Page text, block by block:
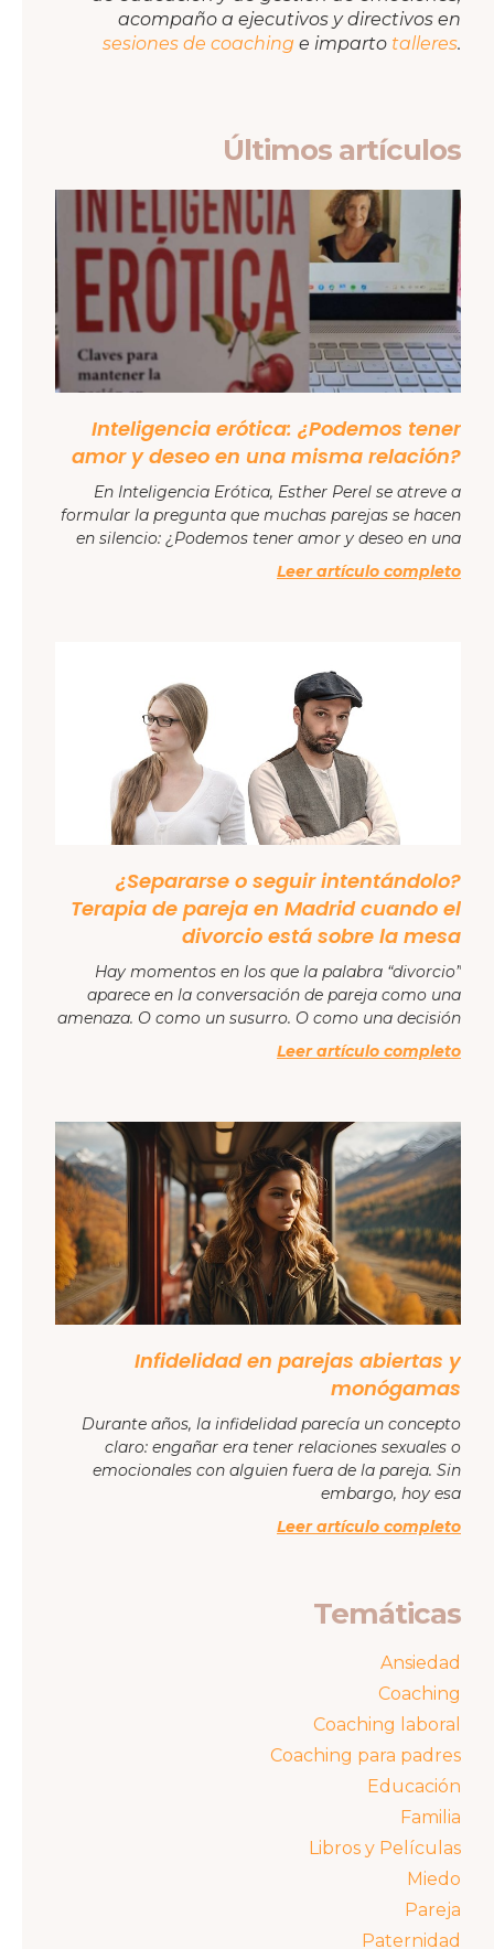
acompaño a ejecutivos y directivos en
sesiones de coaching e imparto talleres.
Últimos artículos
Inteligencia erótica: ¿Podemos tener
amor y deseo en una misma relación?
En Inteligencia Erótica, Esther Perel se atreve a
formular la pregunta que muchas parejas se hacen
en silencio: ¿Podemos tener amor y deseo en una
Leer artículo completo
¿Separarse o seguir intentándolo?
Terapia de pareja en Madrid cuando el
divorcio está sobre la mesa
Hay momentos en los que la palabra “divorcio”
aparece en la conversación de pareja como una
amenaza. O como un susurro. O como una decisión
Leer artículo completo
Infidelidad en parejas abiertas y
monógamas
Durante años, la infidelidad parecía un concepto
claro: engañar era tener relaciones sexuales o
emocionales con alguien fuera de la pareja. Sin
embargo, hoy esa
Leer artículo completo
Temáticas
Ansiedad
Coaching
Coaching laboral
Coaching para padres
Educación
Familia
Libros y Películas
Miedo
Pareja
Paternidad